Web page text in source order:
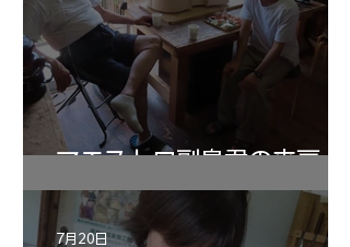
マエストロ副島君の来房
7月20日